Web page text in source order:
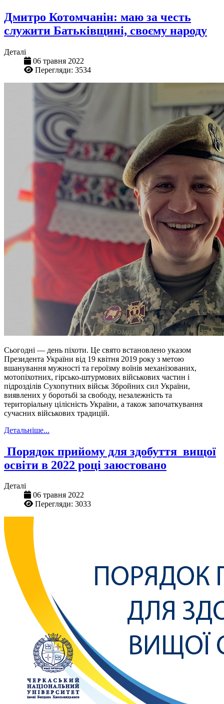
Дмитро Котомчанін: маю за честь
служити Батьківщині, своєму народу
Деталі
06 травня 2022
Перегляди: 3534
Сьогодні — день піхоти. Це свято встановлено указом
Президента України від 19 квітня 2019 року з метою
вшанування мужності та героїзму воїнів механізованих,
мотопіхотних, гірсько-штурмових військових частин і
підрозділів Сухопутних військ Збройних сил України,
виявлених у боротьбі за свободу, незалежність та
територіальну цілісність України, а також започаткування
сучасних військових традицій.
Детальніше...
Порядок прийому для здобуття вищої
освіти в 2022 році заюстовано
Деталі
06 травня 2022
Перегляди: 3033